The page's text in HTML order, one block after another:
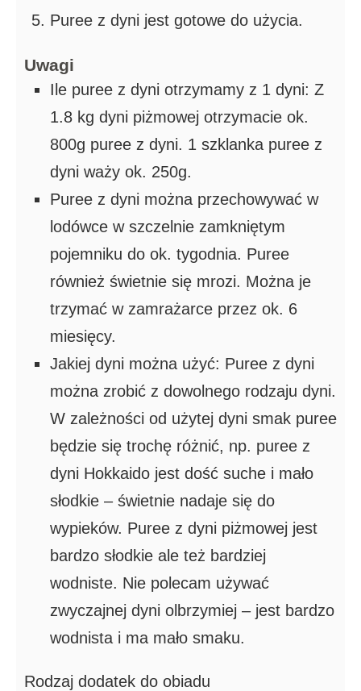
Puree z dyni jest gotowe do użycia.
Uwagi
Ile puree z dyni otrzymamy z 1 dyni: Z
1.8 kg dyni piżmowej otrzymacie ok.
800g puree z dyni. 1 szklanka puree z
dyni waży ok. 250g.
Puree z dyni można przechowywać w
lodówce w szczelnie zamkniętym
pojemniku do ok. tygodnia. Puree
również świetnie się mrozi. Można je
trzymać w zamrażarce przez ok. 6
miesięcy.
Jakiej dyni można użyć: Puree z dyni
można zrobić z dowolnego rodzaju dyni.
W zależności od użytej dyni smak puree
będzie się trochę różnić, np. puree z
dyni Hokkaido jest dość suche i mało
słodkie – świetnie nadaje się do
wypieków. Puree z dyni piżmowej jest
bardzo słodkie ale też bardziej
wodniste. Nie polecam używać
zwyczajnej dyni olbrzymiej – jest bardzo
wodnista i ma mało smaku.
Rodzaj dodatek do obiadu